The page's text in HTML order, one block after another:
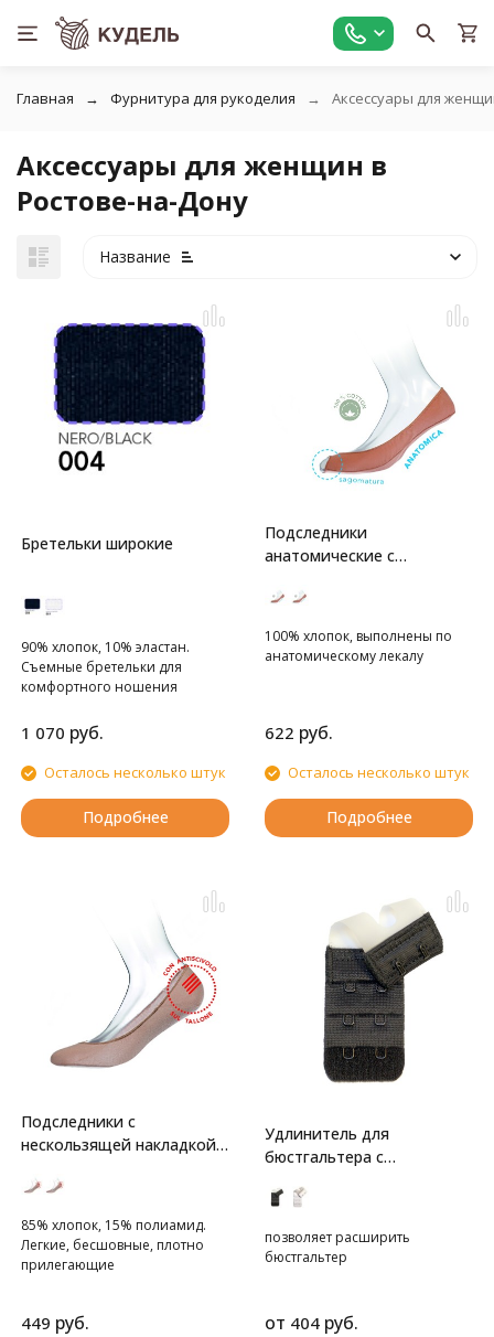
Главная Фурнитура для рукоделия Аксессуары для
Аксессуары для женщин в
Ростове-на-Дону
Название
Бретельки широкие
90% хлопок, 10% эластан.
Съемные бретельки для
комфортного ношения
1 070 руб.
Осталось несколько штук
Подробнее
Подследники
анатомические с
100% хлопок, выполнены по
анатомическому лекалу
622 руб.
Осталось несколько штук
Подробнее
Подследники с
нескользящей накладкой
85% хлопок, 15% полиамид.
Легкие, бесшовные, плотно
прилегающие
449 руб.
Удлинитель для
бюстгальтера с
позволяет расширить
бюстгальтер
от 404 руб.